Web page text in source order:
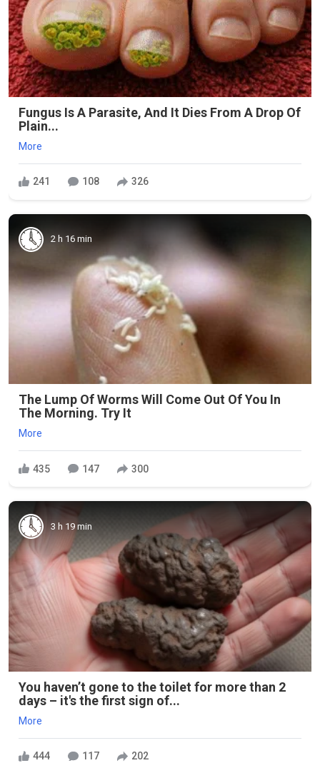
Fungus Is A Parasite, And It Dies From A Drop Of
Plain...
More
241 108 326
2 h 16 min
The Lump Of Worms Will Come Out Of You In
The Morning. Try It
More
435 147 300
3 h 19 min
You haven’t gone to the toilet for more than 2
days – it's the first sign of...
More
444 117 202